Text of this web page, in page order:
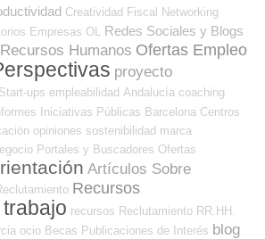
Creatividad Fiscal Networking
Empresas OL
Redes Sociales y Blogs
Recursos Humanos Ofertas Empleo
proyecto
Start-ups empleabilidad Andalucía coaching
Iniciativas Públicas Barcelona Centros
opiniones sostenibilidad marca
Portales y Buscadores Ofertas
Artículos Sobre
Recursos
trabajo recursos Reclutamiento RR.HH.
ocio Becas Publicaciones de Interés blog